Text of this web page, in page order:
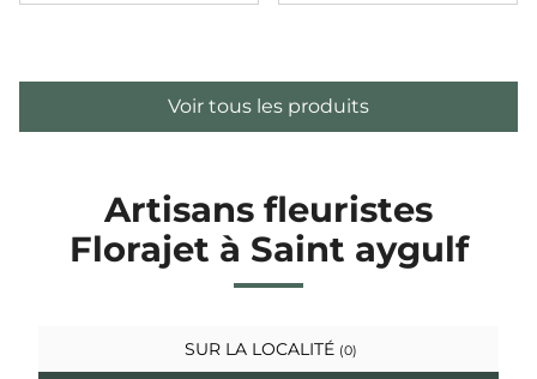
Voir tous les produits
Artisans fleuristes
Florajet à Saint aygulf
SUR LA LOCALITÉ (0)